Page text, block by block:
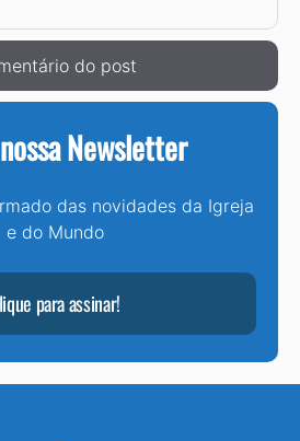
Newsletter
das novidades da Igreja
e do Mundo
para assinar!